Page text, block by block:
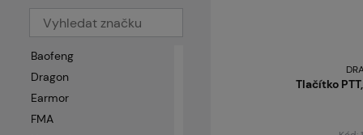
Baofeng
Dragon
Earmor
FMA
Tlačítko